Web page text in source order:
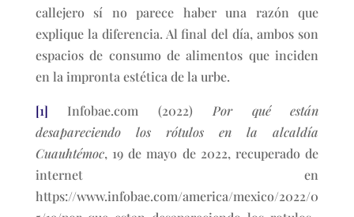
callejero sí no parece haber una razón que
explique la diferencia. Al final del día, ambos son
espacios de consumo de alimentos que inciden
en la impronta estética de la urbe.
[1] Infobae.com (2022) Por qué están
desapareciendo los rótulos en la alcaldía
Cuauhtémoc, 19 de mayo de 2022, recuperado de
internet en
https://www.infobae.com/america/mexico/2022/0